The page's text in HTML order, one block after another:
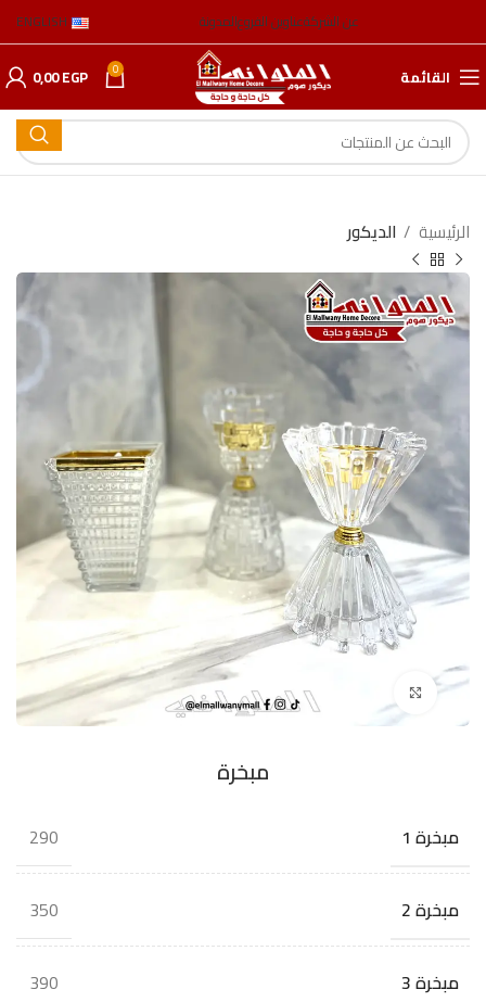
عن الشركةعناوين الفروعالمدونة ENGLISH
القائمة 0
0,00EGP
الرئيسية الدیكور
مبخرة
مبخرة 1 290
مبخرة 2 350
مبخرة 3
390